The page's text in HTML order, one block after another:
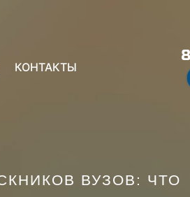
КОНТАКТЫ
ВУЗОВ: ЧТО